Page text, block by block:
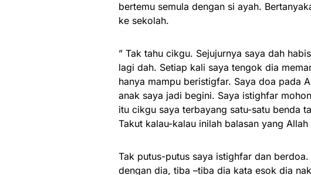
bertemu semula dengan si ayah.
ke sekolah.
” Tak tahu cikgu. Sejujurnya saya dah
lagi dah. Setiap kali saya tengok dia
hanya mampu beristigfar. Saya doa pada
anak saya jadi begini. Saya istighfar
itu cikgu saya terbayang satu-satu benda
Takut kalau-kalau inilah balasan yang
Tak putus-putus saya istighfar dan
dengan dia, tiba –tiba dia kata esok dia